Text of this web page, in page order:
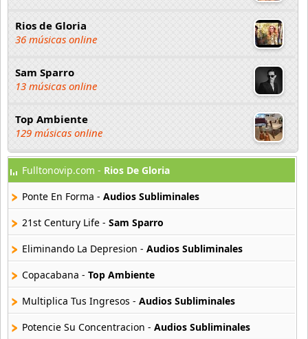
Rios de Gloria
36 músicas online
Sam Sparro
13 músicas online
Top Ambiente
129 músicas online
Fulltonovip.com - Rios De Gloria
Ponte En Forma - Audios Subliminales
21st Century Life - Sam Sparro
Eliminando La Depresion - Audios Subliminales
Copacabana - Top Ambiente
Multiplica Tus Ingresos - Audios Subliminales
Potencie Su Concentracion - Audios Subliminales